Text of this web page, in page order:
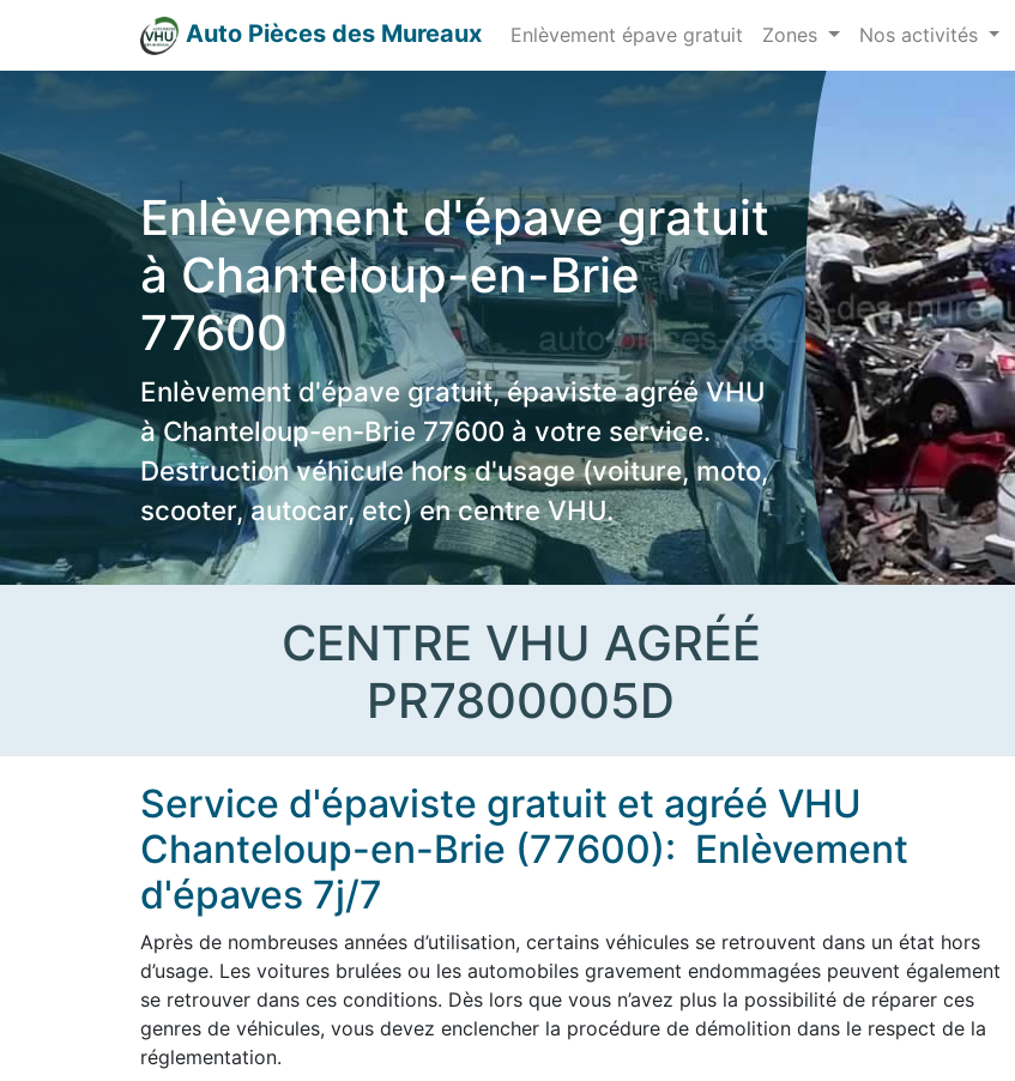
Auto Pièces des Mureaux Enlèvement épave gratuit Zones Nos activités
Enlèvement d'épave gratuit
à Chanteloup-en-Brie
77600
Enlèvement d'épave gratuit, épaviste agréé VHU
à Chanteloup-en-Brie 77600 à votre service.
Destruction véhicule hors d'usage (voiture, moto,
scooter, autocar, etc) en centre VHU.
CENTRE VHU AGRÉÉ
PR7800005D
Service d'épaviste gratuit et agréé VHU
Chanteloup-en-Brie (77600): Enlèvement
d'épaves 7j/7
Après de nombreuses années d’utilisation, certains véhicules se retrouvent dans un état hors
d’usage. Les voitures brulées ou les automobiles gravement endommagées peuvent également
se retrouver dans ces conditions. Dès lors que vous n’avez plus la possibilité de réparer ces
genres de véhicules, vous devez enclencher la procédure de démolition dans le respect de la
réglementation.